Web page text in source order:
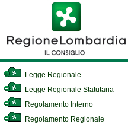
Legge Regionale
Legge Regionale Statutaria
Regolamento Interno
Regolamento Regionale